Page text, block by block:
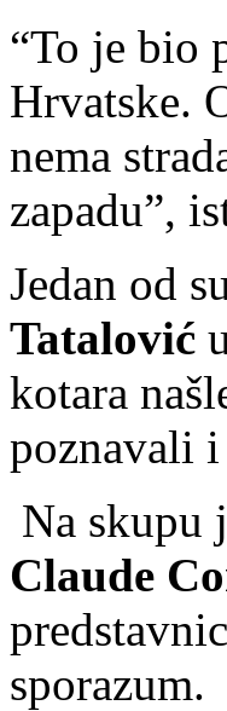
“To je bio
Hrvatske.
nema
zapadu”,
Jedan od
Tatalović
kotara
poznavali
Na skupu
Claude
sporazum.